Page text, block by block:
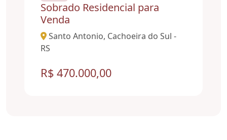
Sobrado Residencial para
Venda
Santo Antonio, Cachoeira do Sul -
RS
R$ 470.000,00